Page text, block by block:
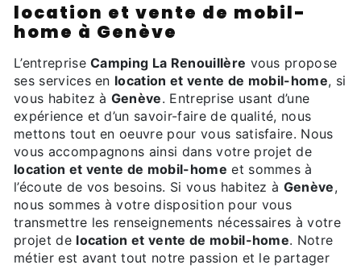
location et vente de mobil-
home à Genève
L’entrepriseCamping La Renouillère vous propose
ses services en location et vente de mobil-home, si
vous habitez à Genève. Entreprise usant d’une
expérience et d’un savoir-faire de qualité, nous
mettons tout en oeuvre pour vous satisfaire. Nous
vous accompagnons ainsi dans votre projet de
location et vente de mobil-home et sommes à
l’écoute de vos besoins. Si vous habitez à Genève,
nous sommes à votre disposition pour vous
transmettre les renseignements nécessaires à votre
projet de location et vente de mobil-home. Notre
métier est avant tout notre passion et le partager